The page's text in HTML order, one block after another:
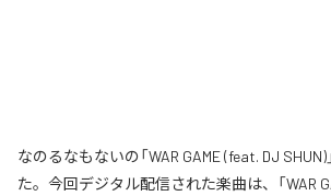
なのるなもないの「WAR GAME (feat. DJ
た。今回デジタル配信された楽曲は、「WAR